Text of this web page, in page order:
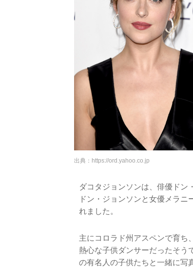
出典： https://ord.yahoo.co.jp
ダコタジョンソンは、俳優ドン
ドン・ジョンソンと女優メラ
れました。
主にコロラド州アスペンで育ち
熱心な子供ダンサーだったそう
の有名人の子供たちと一緒に写